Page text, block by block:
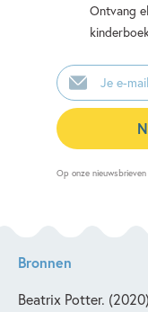
Ontvang
E-
mailadres
Op onze
Bronnen
Beatrix Potter.